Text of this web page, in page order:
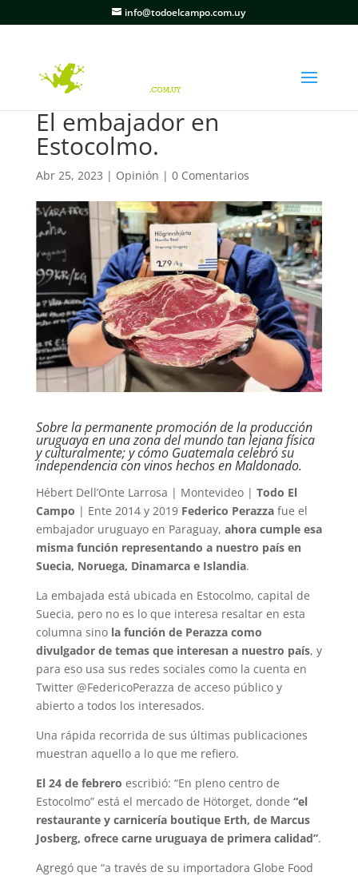
info@todoelcampo.com.uy
El embajador en
Estocolmo.
Abr 25, 2023 | Opinión | 0 Comentarios
Sobre la permanente promoción de la producción
uruguaya en una zona del mundo tan lejana física
y culturalmente; y cómo Guatemala celebró su
independencia con vinos hechos en Maldonado.
Hébert Dell’Onte Larrosa | Montevideo | Todo El
Campo | Ente 2014 y 2019 Federico Perazzafue el
embajador uruguayo en Paraguay, ahora cumple esa
misma función representando a nuestro país en
Suecia, Noruega, Dinamarca e Islandia.
La embajada está ubicada en Estocolmo, capital de
Suecia, pero no es lo que interesa resaltar en esta
columna sino la función de Perazza como
divulgador de temas que interesan a nuestro país, y
para eso usa sus redes sociales como la cuenta en
Twitter @FedericoPerazza de acceso público y
abierto a todos los interesados.
Una rápida recorrida de sus últimas publicaciones
muestran aquello a lo que me refiero.
El 24 de febrero escribió: “En pleno centro de
Estocolmo” está el mercado de Hötorget, donde “el
restaurante y carnicería boutique Erth, de Marcus
Josberg, ofrece carne uruguaya de primera calidad”.
Agregó que “a través de su importadora Globe Food